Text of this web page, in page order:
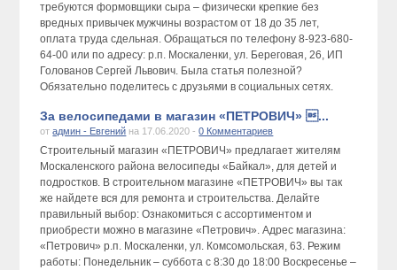
требуются формовщики сыра – физически крепкие без
вредных привычек мужчины возрастом от 18 до 35 лет,
оплата труда сдельная. Обращаться по телефону 8-923-680-
64-00 или по адресу: р.п. Москаленки, ул. Береговая, 26, ИП
Голованов Сергей Львович. Была статья полезной?
Обязательно поделитесь с друзьями в социальных сетях.
За велосипедами в магазин «ПЕТРОВИЧ» ...
отадмин - Евгений на 17.06.2020 -0 Комментариев
Строительный магазин «ПЕТРОВИЧ» предлагает жителям
Москаленского района велосипеды «Байкал», для детей и
подростков. В строительном магазине «ПЕТРОВИЧ» вы так
же найдете вся для ремонта и строительства. Делайте
правильный выбор: Ознакомиться с ассортиментом и
приобрести можно в магазине «Петрович». Адрес магазина:
«Петрович» р.п. Москаленки, ул. Комсомольская, 63. Режим
работы: Понедельник – суббота с 8:30 до 18:00 Воскресенье –